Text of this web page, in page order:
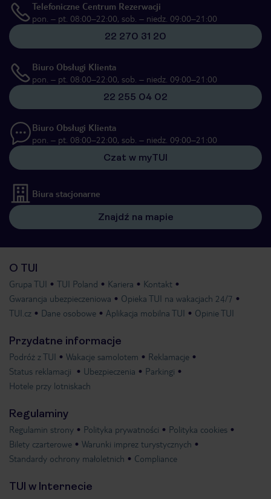
Telefoniczne Centrum Rezerwacji
pon. – pt. 08:00–22:00, sob. – niedz. 09:00–21:00
22 270 31 20
Biuro Obsługi Klienta
pon. – pt. 08:00–22:00, sob. – niedz. 09:00–21:00
22 255 04 02
Biuro Obsługi Klienta
pon. – pt. 08:00–22:00, sob. – niedz. 09:00–21:00
Czat w myTUI
Biura stacjonarne
Znajdź na mapie
O TUI
Grupa TUI TUI Poland Kariera
Kontakt
Gwarancja ubezpieczeniowa
Opieka TUI na wakacjach 24/7
TUI.cz
Dane osobowe Aplikacja mobilna TUI Opinie TUI
Przydatne informacje
Podróż z TUI Wakacje samolotem
Reklamacje
Status reklamacji
Ubezpieczenia
Parkingi
Hotele przy lotniskach
Regulaminy
Regulamin strony Polityka prywatności
Polityka cookies
Bilety czarterowe
Warunki imprez turystycznych
Standardy ochrony małoletnich
Compliance
TUI w Internecie